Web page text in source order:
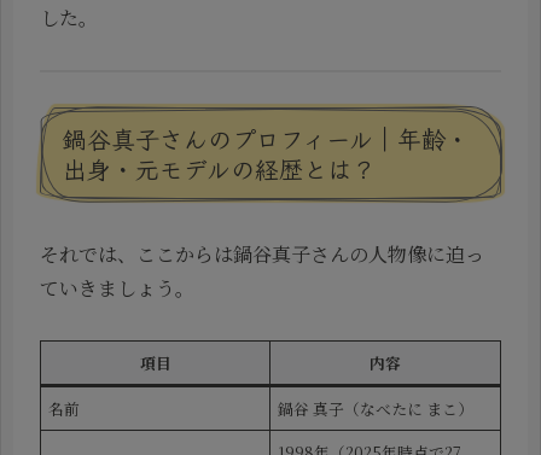
した。
鍋谷真子さんのプロフィール｜年齢・
出身・元モデルの経歴とは？
それでは、ここからは鍋谷真子さんの人物像に迫っ
ていきましょう。
項目
内容
名前
鍋谷 真子（なべたに まこ）